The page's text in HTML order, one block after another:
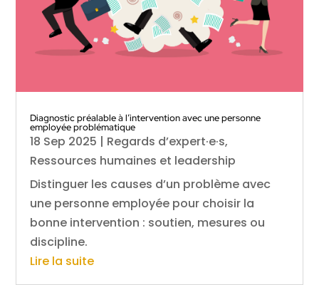
Diagnostic préalable à l’intervention avec une personne
employée problématique
18 Sep 2025 | Regards d’expert·e·s,
Ressources humaines et leadership
Distinguer les causes d’un problème avec
une personne employée pour choisir la
bonne intervention : soutien, mesures ou
discipline.
Lire la suite